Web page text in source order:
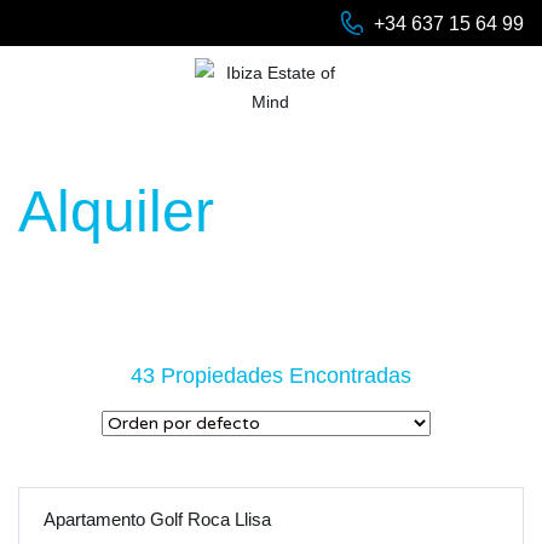
+34 637 15 64 99
Alquiler
43 Propiedades Encontradas
ALQUILER
Apartamento Golf Roca Llisa